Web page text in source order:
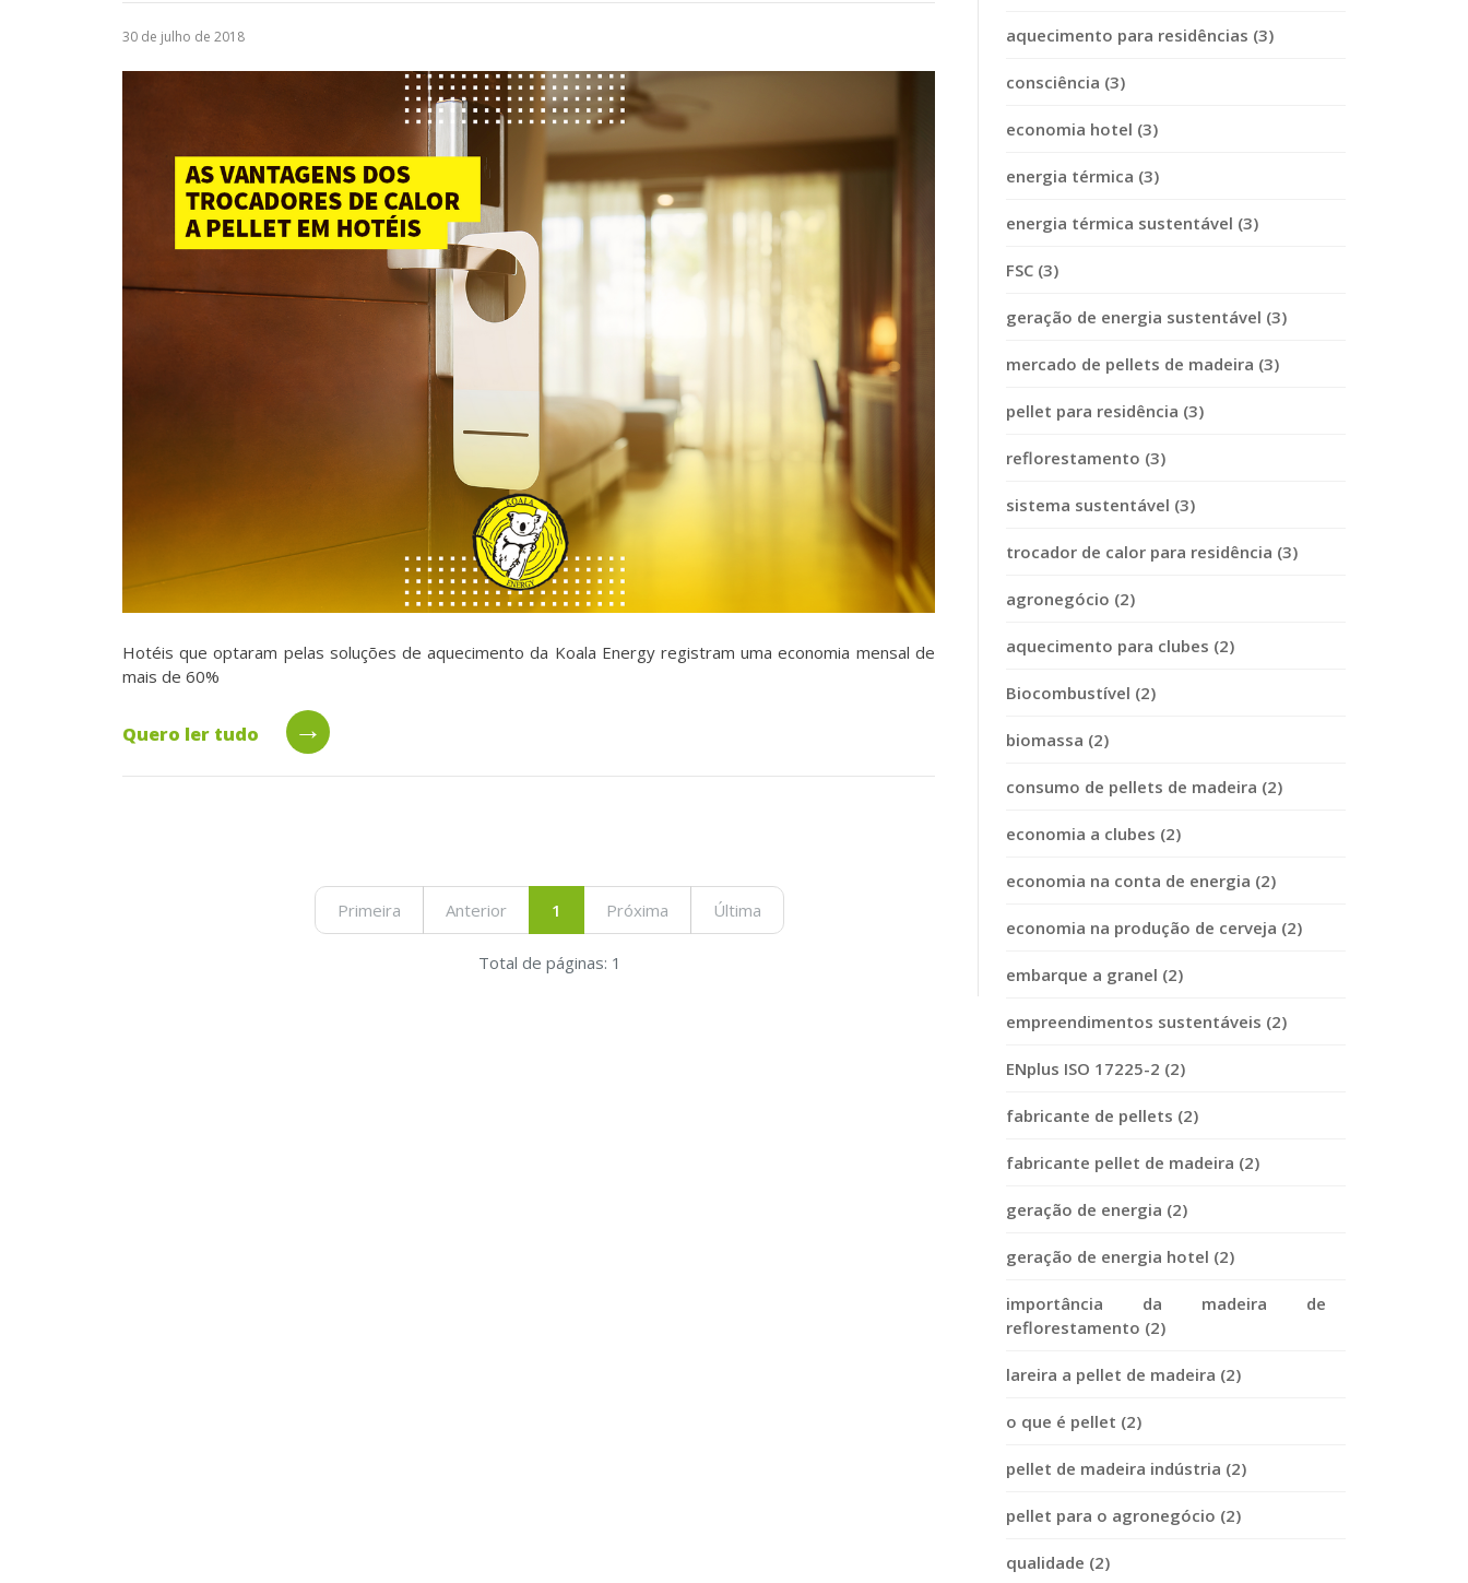
30 de julho de 2018
Hotéis que optaram pelas soluções de aquecimento da Koala Energy registram uma economia mensal de
mais de 60%
Quero ler tudo →
Primeira Anterior 1 Próxima Última
Total de páginas: 1
aquecimento para residências (3)
consciência (3)
economia hotel (3)
energia térmica (3)
energia térmica sustentável (3)
FSC (3)
geração de energia sustentável (3)
mercado de pellets de madeira (3)
pellet para residência (3)
reflorestamento (3)
sistema sustentável (3)
trocador de calor para residência (3)
agronegócio (2)
aquecimento para clubes (2)
Biocombustível (2)
biomassa (2)
consumo de pellets de madeira (2)
economia a clubes (2)
economia na conta de energia (2)
economia na produção de cerveja (2)
embarque a granel (2)
empreendimentos sustentáveis (2)
ENplus ISO 17225-2 (2)
fabricante de pellets (2)
fabricante pellet de madeira (2)
geração de energia (2)
geração de energia hotel (2)
importância da madeira de
reflorestamento (2)
lareira a pellet de madeira (2)
o que é pellet (2)
pellet de madeira indústria (2)
pellet para o agronegócio (2)
qualidade (2)